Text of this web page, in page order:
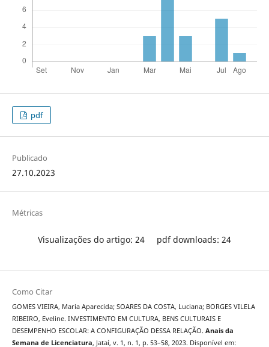
pdf
Publicado
27.10.2023
Métricas
Visualizações do artigo: 24 pdf downloads: 24
Como Citar
GOMES VIEIRA, Maria Aparecida; SOARES DA COSTA, Luciana; BORGES VILELA
RIBEIRO, Eveline. INVESTIMENTO EM CULTURA, BENS CULTURAIS E
DESEMPENHO ESCOLAR: A CONFIGURAÇÃO DESSA RELAÇÃO. Anais da
Semana de Licenciatura, Jataí, v. 1, n. 1, p. 53–58, 2023. Disponível em: